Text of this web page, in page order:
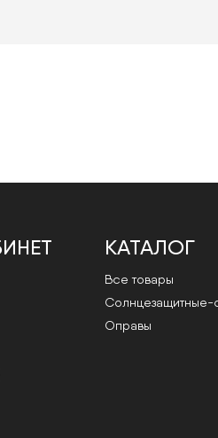
КАТАЛОГ
Все товары
Cолнцезащитные-
Оправы